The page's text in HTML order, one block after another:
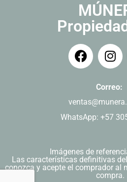
Correo:
WhatsApp: +57
Imágenes de
Las características definitivas
conozca y acepte el comprador al
compra.